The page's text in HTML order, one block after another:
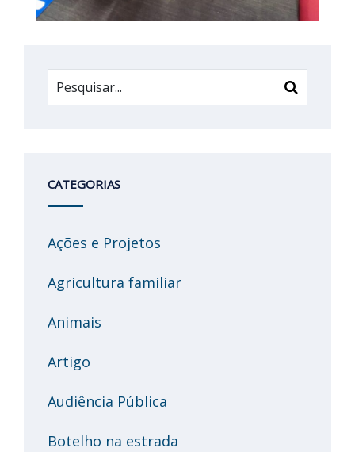
CATEGORIAS
Ações e Projetos
Agricultura familiar
Animais
Artigo
Audiência Pública
Botelho na estrada